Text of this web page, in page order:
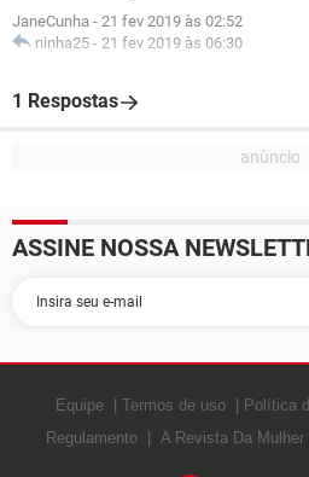
JaneCunha - 21 fev 2019 às 02:52
ninha25 - 21 fev 2019 às 06:30
1 Respostas
ASSINE NOSSA
Equipe Termos de uso Política
Regulamento
A Revista Da Mulher